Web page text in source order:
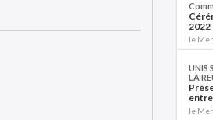
2022
le
UNIS
LA
le